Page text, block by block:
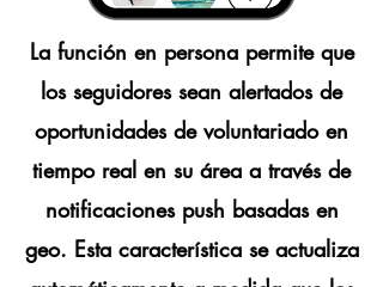
La función en persona permite que
los seguidores sean alertados de
oportunidades de voluntariado en
tiempo real en su área a través de
notificaciones push basadas en
geo. Esta característica se actualiza